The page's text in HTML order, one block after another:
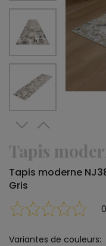
Tapis
Tapis moderne
Gris
Variantes de couleurs: